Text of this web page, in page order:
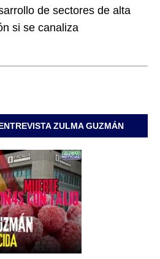
de sectores de alta
si se canaliza
ZULMA GUZMÁN